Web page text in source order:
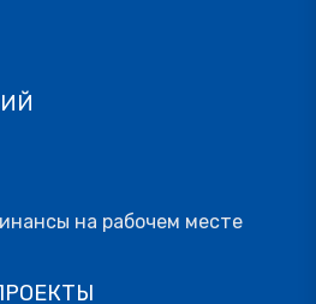
на рабочем месте